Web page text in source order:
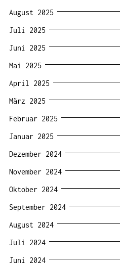
August 2025
Juli 2025
Juni 2025
Mai 2025
April 2025
März 2025
Februar 2025
Januar 2025
Dezember 2024
November 2024
Oktober 2024
September 2024
August 2024
Juli 2024
Juni 2024